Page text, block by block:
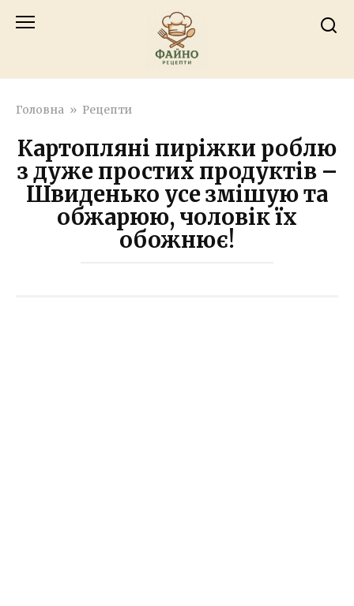
Головна » Рецепти
Картопляні пиріжки роблю
з дуже простих продуктів –
Швиденько усе змішую та
обжарюю, чоловік їх
обожнює!